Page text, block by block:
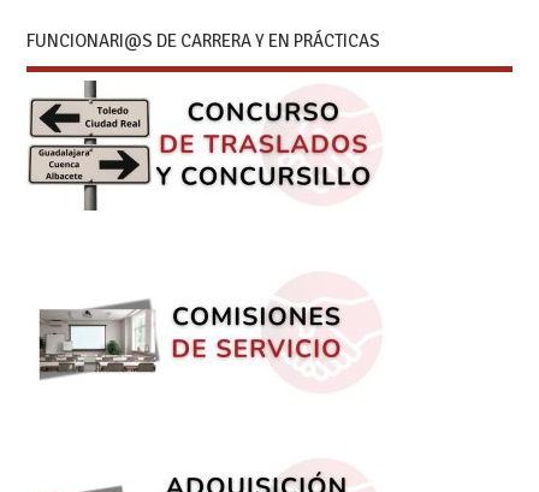
FUNCIONARI@S DE CARRERA Y EN PRÁCTICAS